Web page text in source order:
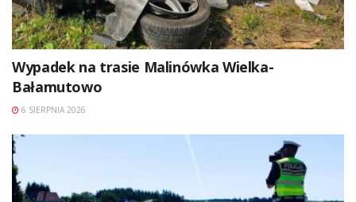
Wypadek na trasie Malinówka Wielka-
Bałamutowo
6 SIERPNIA 2026